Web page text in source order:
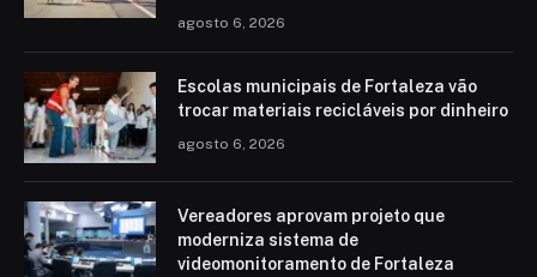
agosto 6, 2026
Escolas municipais de Fortaleza vão
trocar materiais recicláveis por dinheiro
agosto 6, 2026
Vereadores aprovam projeto que
moderniza sistema de
videomonitoramento de Fortaleza